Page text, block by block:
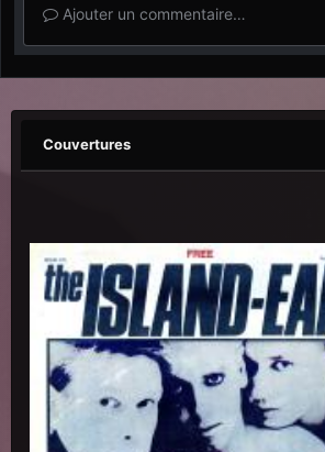
Ajouter un commentaire…
Couvertures